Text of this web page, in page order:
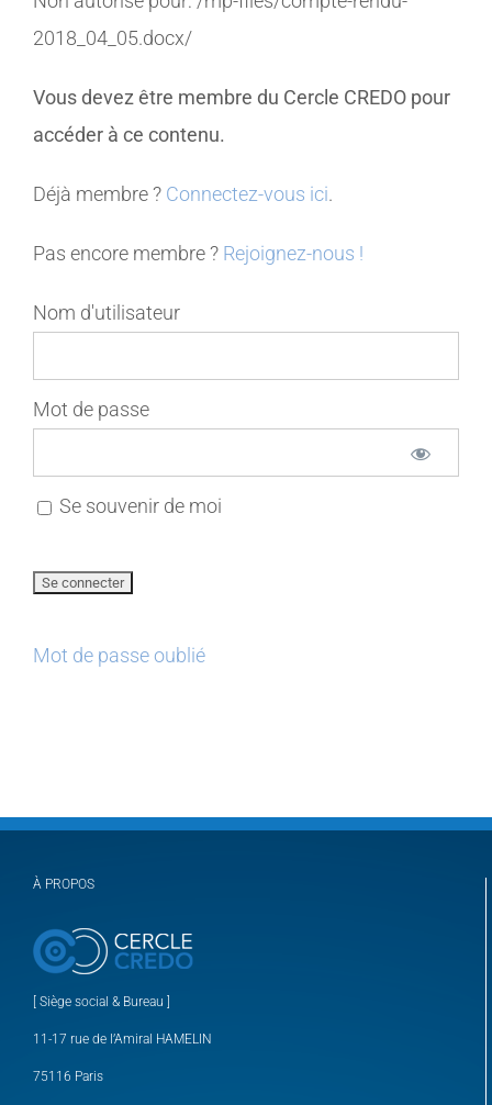
MEMBRES
CONTACT
2018_04_05.docx/
Vous devez être membre du Cercle CREDO pour
accéder à ce contenu.
Déjà membre ? Connectez-vous ici.
Pas encore membre ? Rejoignez-nous !
Nom d'utilisateur
Mot de passe
Se souvenir de moi
Mot de passe oublié
À PROPOS
[ Siège social & Bureau ]
11-17 rue de l’Amiral HAMELIN
75116 Paris